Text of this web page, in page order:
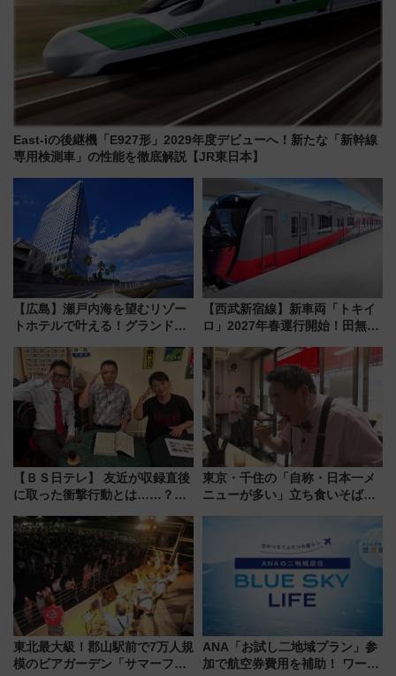
East-iの後継機「E927形」2029年度デビューへ！新たな「新幹線
専用検測車」の性能を徹底解説【JR東日本】
【広島】瀬戸内海を望むリゾー
トホテルで叶える！グランドプ
ディング＆カジュアルパーティ
ープラン
【西武新宿線】新車両「トキイ
ロ」2027年春運行開始！田無・
「第2弾」も
【ＢＳ日テレ】 友近が収録直後
に取った衝撃行動とは……？
で極上の夏祭り鉄道旅を放送
東京・千住の「自称・日本一メ
ニューが多い」立ち食いそば屋
7/27夜10時～放送
東北最大級！郡山駅前で7万人規
模のビアガーデン「サマーフェ
ANA「お試し二地域プラン」参
加で航空券費用を補助！ ワーケ